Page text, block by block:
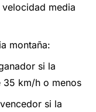
media
montaña:
si la
35 km/h o menos
si la